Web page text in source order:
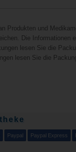
Produkten und
Die
lesen Sie die
lesen Sie die
Paypal Paypal Express